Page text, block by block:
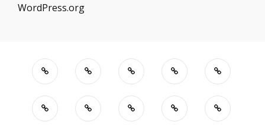
WordPress.org